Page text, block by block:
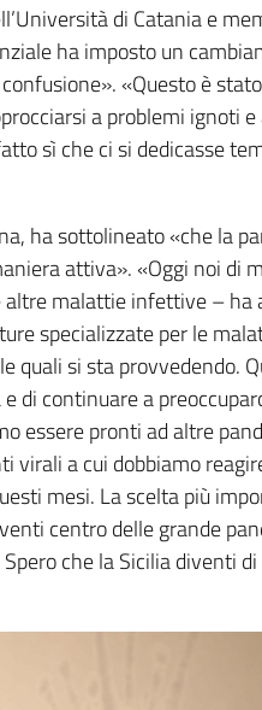
di Catania e
ha imposto un
«Questo è
a problemi ignoti e
sì che ci si dedicasse
ha sottolineato «che la
attiva». «Oggi noi di
altre malattie infettive – ha
specializzate per le
quali si sta provvedendo.
di continuare a
essere pronti ad altre
virali a cui dobbiamo
mesi. La scelta più
centro delle grande
che la Sicilia diventi